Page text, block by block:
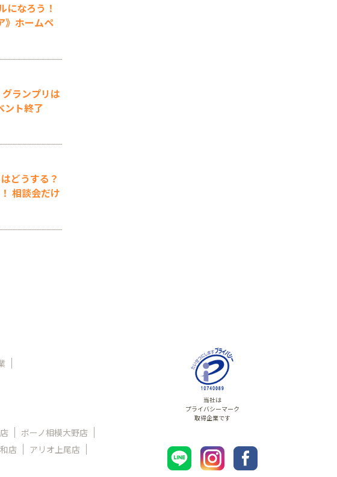
になろう！
》ホームペ
ランプリは
ト終了
どうする？
相談会だけ
ボーノ相模大野店
店
アリオ上尾店
当社は
プライバシーマーク
取得企業です